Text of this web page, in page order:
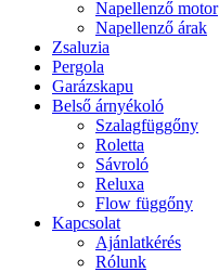
Napellenző motor
Napellenző árak
Zsaluzia
Pergola
Garázskapu
Belső árnyékoló
Szalagfüggőny
Roletta
Sávroló
Reluxa
Flow függőny
Kapcsolat
Ajánlatkérés
Rólunk